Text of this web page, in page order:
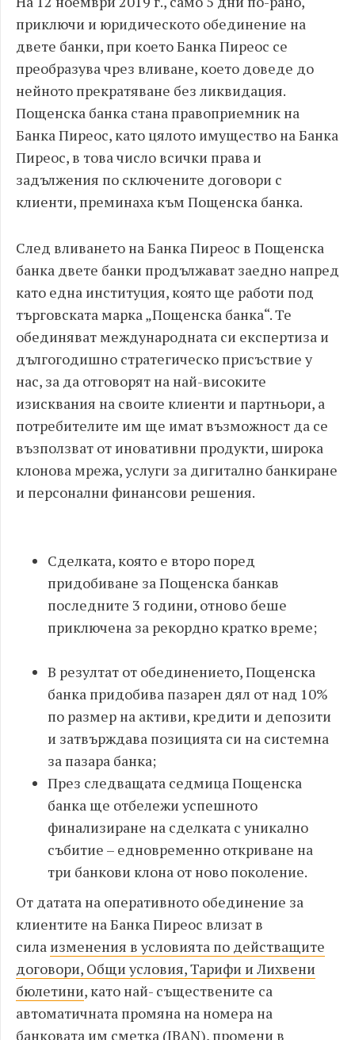
приключи и юридическото обединение на
двете банки, при което Банка Пиреос се
преобразува чрез вливане, което доведе до
нейното прекратяване без ликвидация.
Пощенска банка стана правоприемник на
Банка Пиреос, като цялото имущество на Банка
Пиреос, в това число всички права и
задължения по сключените договори с
клиенти, преминаха към Пощенска банка.
След вливането на Банка Пиреос в Пощенска
банка двете банки продължават заедно напред
като една институция, която ще работи под
търговската марка „Пощенска банка“. Те
обединяват международната си експертиза и
дългогодишно стратегическо присъствие у
нас, за да отговорят на най-високите
изисквания на своите клиенти и партньори, а
потребителите им ще имат възможност да се
възползват от иновативни продукти, широка
клонова мрежа, услуги за дигитално банкиране
и персонални финансови решения.
Сделката, която е второ поред
придобиване за Пощенска банкав
последните 3 години, отново беше
приключена за рекордно кратко време;
В резултат от обединението, Пощенска
банка придобива пазарен дял от над 10%
по размер на активи, кредити и депозити
и затвърждава позицията си на системна
за пазара банка;
През следващата седмица Пощенска
банка ще отбележи успешното
финализиране на сделката с уникално
събитие – едновременно откриване на
три банкови клона от ново поколение.
От датата на оперативното обединение за
клиентите на Банка Пиреос влизат в
сила изменения в условията по действащите
договори, Общи условия, Тарифи и Лихвени
бюлетини, като най- съществените са
автоматичната промяна на номера на
банковата им сметка (IBAN), промени в